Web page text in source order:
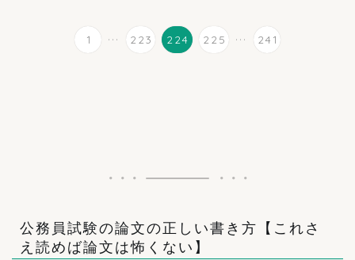
1 ... 223 224 225 ... 241
公務員試験の論文の正しい書き方【これさ
え読めば論文は怖くない】